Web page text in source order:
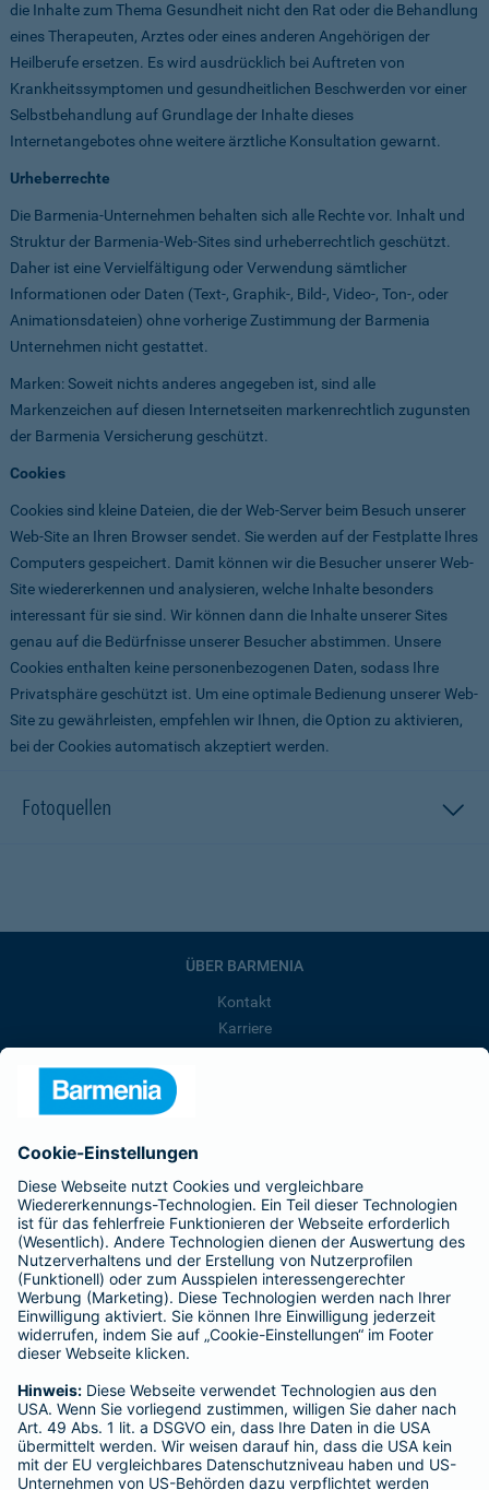
die Inhalte zum Thema Gesundheit nicht den Rat oder die Behandlung
eines Therapeuten, Arztes oder eines anderen Angehörigen der
Heilberufe ersetzen. Es wird ausdrücklich bei Auftreten von
Krankheitssymptomen und gesundheitlichen Beschwerden vor einer
Selbstbehandlung auf Grundlage der Inhalte dieses
Internetangebotes ohne weitere ärztliche Konsultation gewarnt.
Urheberrechte
Die Barmenia-Unternehmen behalten sich alle Rechte vor. Inhalt und
Struktur der Barmenia-Web-Sites sind urheberrechtlich geschützt.
Daher ist eine Vervielfältigung oder Verwendung sämtlicher
Informationen oder Daten (Text-, Graphik-, Bild-, Video-, Ton-, oder
Animationsdateien) ohne vorherige Zustimmung der Barmenia
Unternehmen nicht gestattet.
Marken: Soweit nichts anderes angegeben ist, sind alle
Markenzeichen auf diesen Internetseiten markenrechtlich zugunsten
der Barmenia Versicherung geschützt.
Cookies
Cookies sind kleine Dateien, die der Web-Server beim Besuch unserer
Web-Site an Ihren Browser sendet. Sie werden auf der Festplatte Ihres
Computers gespeichert. Damit können wir die Besucher unserer Web-
Site wiedererkennen und analysieren, welche Inhalte besonders
interessant für sie sind. Wir können dann die Inhalte unserer Sites
genau auf die Bedürfnisse unserer Besucher abstimmen. Unsere
Cookies enthalten keine personenbezogenen Daten, sodass Ihre
Privatsphäre geschützt ist. Um eine optimale Bedienung unserer Web-
Site zu gewährleisten, empfehlen wir Ihnen, die Option zu aktivieren,
bei der Cookies automatisch akzeptiert werden.
Fotoquellen
ÜBER BARMENIA
Kontakt
Karriere
Barmenia ist Teil der BarmeniaGothaer
BELIEBTE SEITEN
Kranken-Zusatzversicherung
Tierversicherungen
Haftpflichtversicherung
Hausratversicherung
Adresse ändern
Schaden melden
Kilometerstandsmeldung
Serviceübersicht